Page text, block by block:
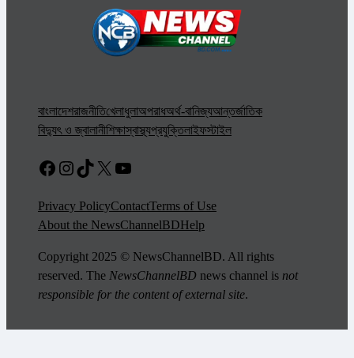
বাংলাদেশরাজনীতিখেলাধুলাঅপরাধঅর্থ-বানিজ্যআন্তর্জাতিক
বিদ্যুৎ ও জ্বালানীশিক্ষাস্বাস্থ্যপ্রযুক্তিলাইফস্টাইল
Facebook
Instagram
TikTok
X YouTube
Privacy PolicyContactTerms of Use
About the NewsChannelBDHelp
Copyright 2025 © NewsChannelBD. All rights
reserved. The NewsChannelBD news channel is not
responsible for the content of external site.